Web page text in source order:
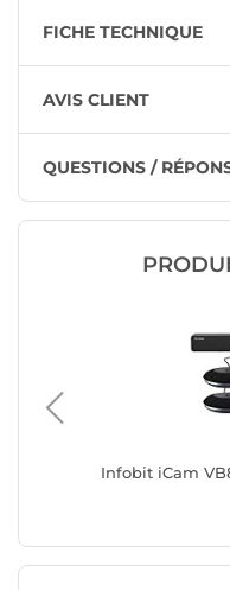
FICHE TECHNIQUE
AVIS CLIENT
QUESTIONS /
Infobit iCam